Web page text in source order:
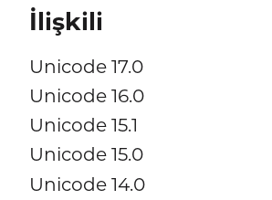
İlişkili
Unicode 17.0
Unicode 16.0
Unicode 15.1
Unicode 15.0
Unicode 14.0